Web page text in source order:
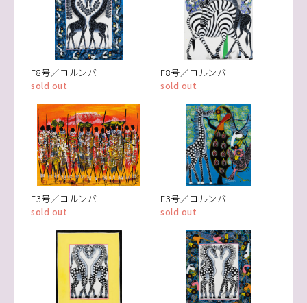
F8号／コルンバ
sold out
F8号／コルンバ
sold out
F3号／コルンバ
sold out
F3号／コルンバ
sold out